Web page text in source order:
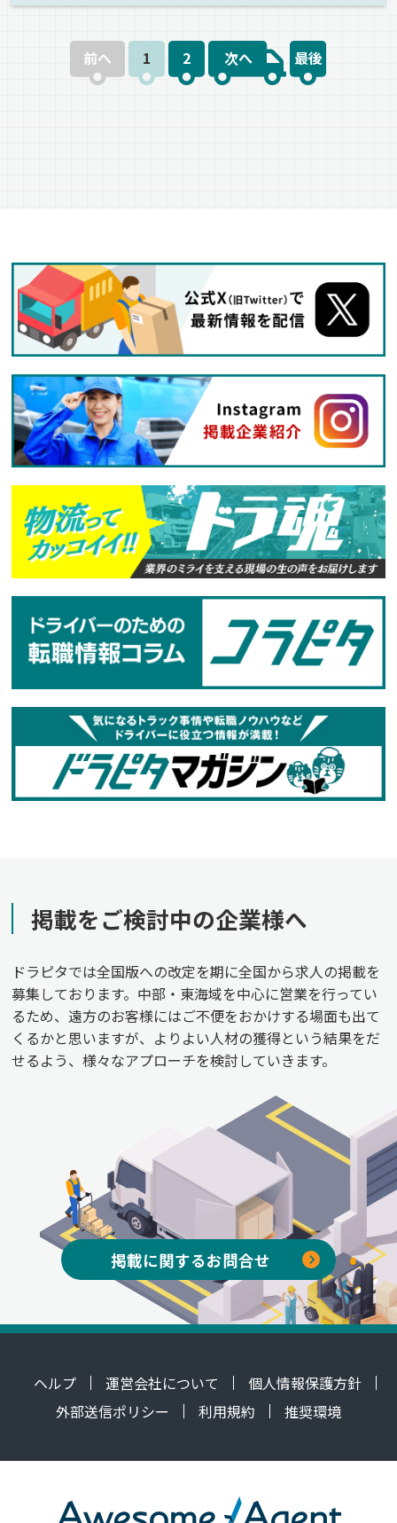
前へ 1 2 次へ 最後
掲載をご検討中の企業様へ
ドラピタでは全国版への改定を期に全国から求人の掲載を
募集しております。中部・東海域を中心に営業を行ってい
るため、遠方のお客様にはご不便をおかけする場面も出て
くるかと思いますが、よりよい人材の獲得という結果をだ
せるよう、様々なアプローチを検討していきます。
掲載に関するお問合せ
ヘルプ 運営会社について
個人情報保護方針
外部送信ポリシー
利用規約 推奨環境